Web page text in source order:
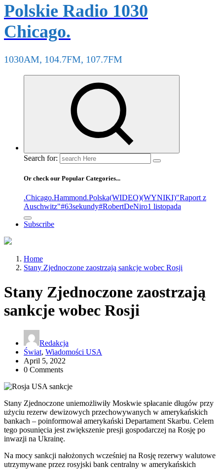
Polskie Radio 1030
Chicago.
1030AM, 104.7FM, 107.7FM
Search for:
Or check our Popular Categories...
.Chicago.Hammond.Polska(WIDEO)(WYNIKI)"Raport z
Auschwitz"#63sekundy#RobertDeNiro1 listopada
Subscribe
Home
Stany Zjednoczone zaostrzają sankcje wobec Rosji
Stany Zjednoczone zaostrzają
sankcje wobec Rosji
Redakcja
Świat, Wiadomości USA
April 5, 2022
0 Comments
Stany Zjednoczone uniemożliwiły Moskwie spłacanie długów przy
użyciu rezerw dewizowych przechowywanych w amerykańskich
bankach – poinformował amerykański Departament Skarbu. Celem
tego posunięcia jest zwiększenie presji gospodarczej na Rosję po
inwazji na Ukrainę.
Na mocy sankcji nałożonych wcześniej na Rosję rezerwy walutowe
utrzymywane przez rosyjski bank centralny w amerykańskich